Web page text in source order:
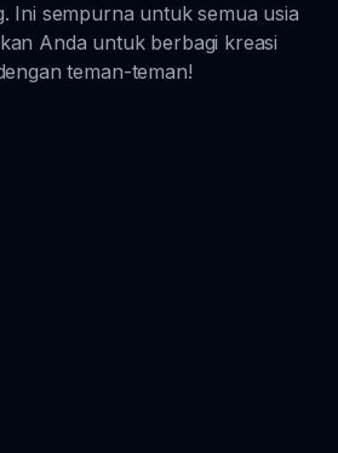
Ini sempurna untuk semua usia
Anda untuk berbagi kreasi
teman-teman!